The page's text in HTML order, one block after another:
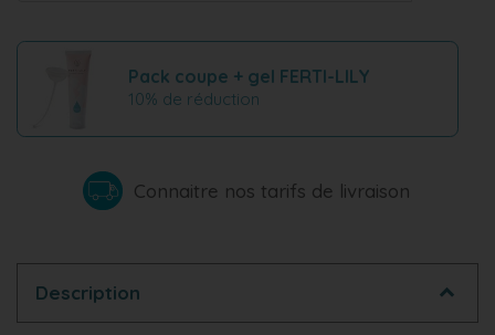
Pack coupe + gel FERTI-LILY
10% de réduction
Connaitre nos tarifs de livraison
Description